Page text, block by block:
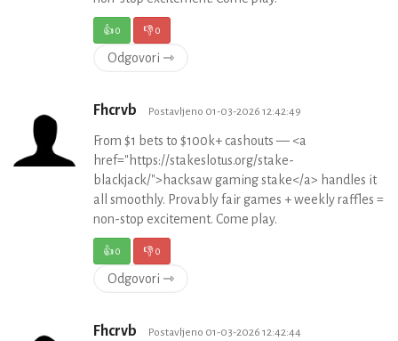
👍0 👎0
Odgovori ⇾
Fhcrvb Postavljeno 01-03-2026 12:42:49
From $1 bets to $100k+ cashouts — <a
href="https://stakeslotus.org/stake-
blackjack/">hacksaw gaming stake</a> handles it
all smoothly. Provably fair games + weekly raffles =
non-stop excitement. Come play.
👍0 👎0
Odgovori ⇾
Fhcrvb Postavljeno 01-03-2026 12:42:44